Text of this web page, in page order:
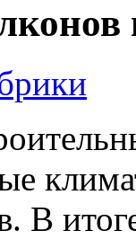
В